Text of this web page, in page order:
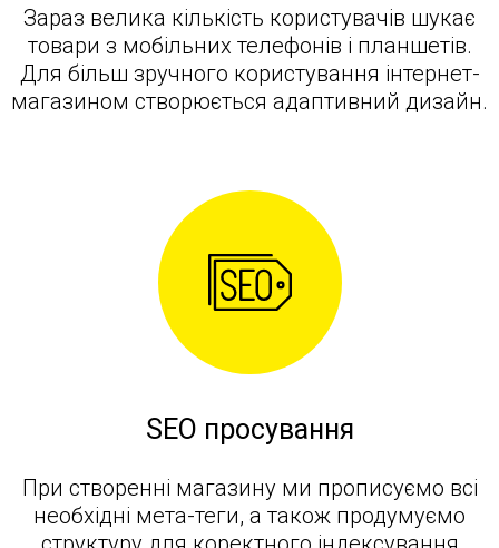
Зараз велика кількість користувачів шукає
товари з мобільних телефонів і планшетів.
Для більш зручного користування інтернет-
магазином створюється адаптивний дизайн.
SEO просування
При створенні магазину ми прописуємо всі
необхідні мета-теги, а також продумуємо